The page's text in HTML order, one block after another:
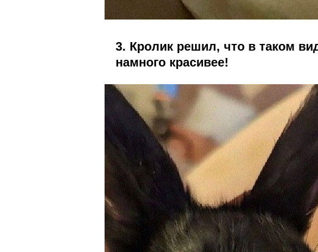
3. Кролик решил, что в таком
намного красивее!